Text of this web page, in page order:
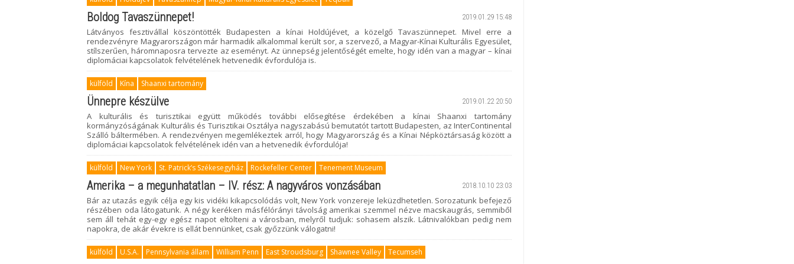
2019.01.29 15:48
Boldog Tavaszünnepet!
Látványos fesztivállal köszöntötték Budapesten a kínai Holdújévet, a közelgő Tavaszünnepet. Mivel erre a
rendezvényre Magyarországon már harmadik alkalommal került sor, a szervező, a Magyar-Kínai Kulturális Egyesület,
stílszerűen, háromnaposra tervezte az eseményt. Az ünnepség jelentőségét emelte, hogy idén van a magyar – kínai
diplomáciai kapcsolatok felvételének hetvenedik évfordulója is.
külföld Kína Shaanxi tartomány
2019.01.22 20:50
Ünnepre készülve
A kulturális és turisztikai együtt működés további elősegítése érdekében a kínai Shaanxi tartomány
kormányzóságának Kulturális és Turisztikai Osztálya nagyszabású bemutatót tartott Budapesten, az InterContinental
Szálló báltermében. A rendezvényen megemlékeztek arról, hogy Magyarország és a Kínai Népköztársaság között a
diplomáciai kapcsolatok felvételének idén van a hetvenedik évfordulója!
külföld New York St. Patrick’s Székesegyház Rockefeller Center Tenement Museum
2018.10.10 23:03
Amerika – a megunhatatlan – IV. rész: A nagyváros vonzásában
Bár az utazás egyik célja egy kis vidéki kikapcsolódás volt, New York vonzereje leküzdhetetlen. Sorozatunk befejező
részében oda látogatunk. A négy keréken másfélórányi távolság amerikai szemmel nézve macskaugrás, semmiből
sem áll tehát egy-egy egész napot eltölteni a városban, melyről tudjuk: sohasem alszik. Látnivalókban pedig nem
napokra, de akár évekre is ellát bennünket, csak győzzünk válogatni!
külföld U.S.A. Pennsylvania állam William Penn East Stroudsburg Shawnee Valley Tecumseh